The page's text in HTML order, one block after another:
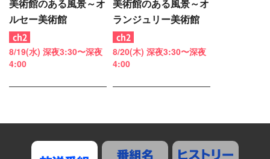
美術館のある風景～オ
ルセー美術館
8/19(水) 深夜3:30〜深夜
4:00
美術館のある風景～オ
ランジュリー美術館
8/20(木) 深夜3:30〜深夜
4:00